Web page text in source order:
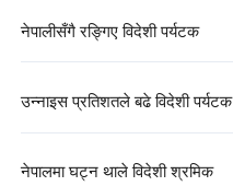
नेपालीसँगै रङ्गिए विदेशी पर्यटक
उन्नाइस प्रतिशतले बढे विदेशी पर्यटक
नेपालमा घट्न थाले विदेशी श्रमिक